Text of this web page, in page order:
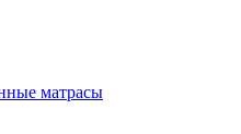
матрасы